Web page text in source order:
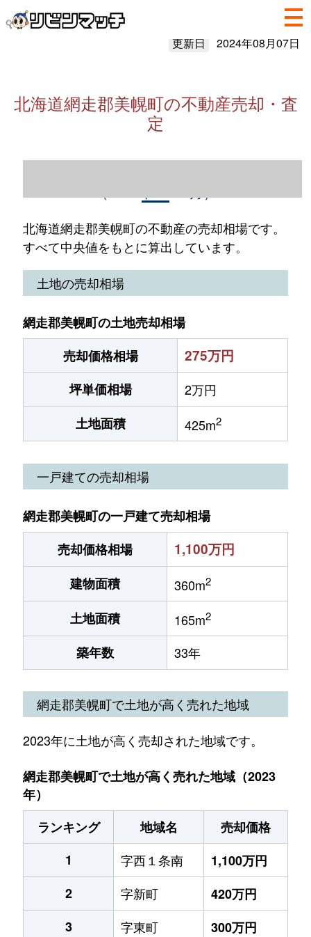
更新日 2024年08月07日
北海道網走郡美幌町の不動産売却・査
定
北海道網走郡美幌町の不動産の売却相場です。
すべて中央値をもとに算出しています。
土地の売却相場
網走郡美幌町の土地売却相場
売却価格相場
275万円
坪単価相場
2万円
土地面積
425m2
一戸建ての売却相場
網走郡美幌町の一戸建て売却相場
売却価格相場
1,100万円
建物面積 360m2
土地面積 165m2
築年数 33年
網走郡美幌町で土地が高く売れた地域
2023年に土地が高く売却された地域です。
網走郡美幌町で土地が高く売れた地域（2023
年）
ランキング
地域名
売却価格
1
字西１条南
1,100万円
2
字新町
420万円
3
字東町
300万円